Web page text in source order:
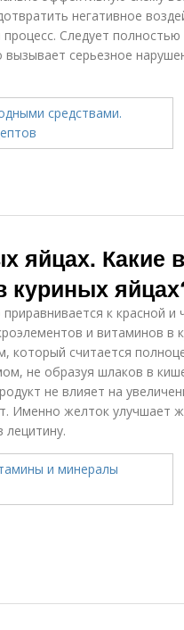
негативное
Следует полностью
серьезное
яйцах. Какие
куриных
к красной и
и витаминов в
который считается
не образуя шлаков в
не влияет на
Именно желток улучшает
лецитину.